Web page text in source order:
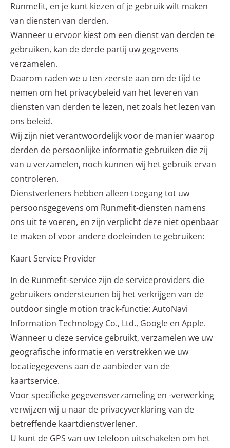
Runmefit, en je kunt kiezen of je gebruik wilt maken
van diensten van derden.
Wanneer u ervoor kiest om een dienst van derden te
gebruiken, kan de derde partij uw gegevens
verzamelen.
Daarom raden we u ten zeerste aan om de tijd te
nemen om het privacybeleid van het leveren van
diensten van derden te lezen, net zoals het lezen van
ons beleid.
Wij zijn niet verantwoordelijk voor de manier waarop
derden de persoonlijke informatie gebruiken die zij
van u verzamelen, noch kunnen wij het gebruik ervan
controleren.
Dienstverleners hebben alleen toegang tot uw
persoonsgegevens om Runmefit-diensten namens
ons uit te voeren, en zijn verplicht deze niet openbaar
te maken of voor andere doeleinden te gebruiken:
Kaart Service Provider
In de Runmefit-service zijn de serviceproviders die
gebruikers ondersteunen bij het verkrijgen van de
outdoor single motion track-functie: AutoNavi
Information Technology Co., Ltd., Google en Apple.
Wanneer u deze service gebruikt, verzamelen we uw
geografische informatie en verstrekken we uw
locatiegegevens aan de aanbieder van de
kaartservice.
Voor specifieke gegevensverzameling en -verwerking
verwijzen wij u naar de privacyverklaring van de
betreffende kaartdienstverlener.
U kunt de GPS van uw telefoon uitschakelen om het